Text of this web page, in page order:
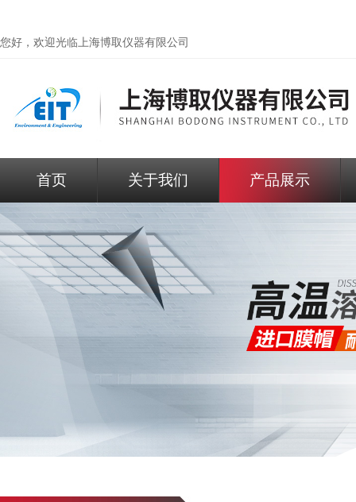
您好，欢迎光临上海博取仪器有限公司
首页 关于我们 产品展示